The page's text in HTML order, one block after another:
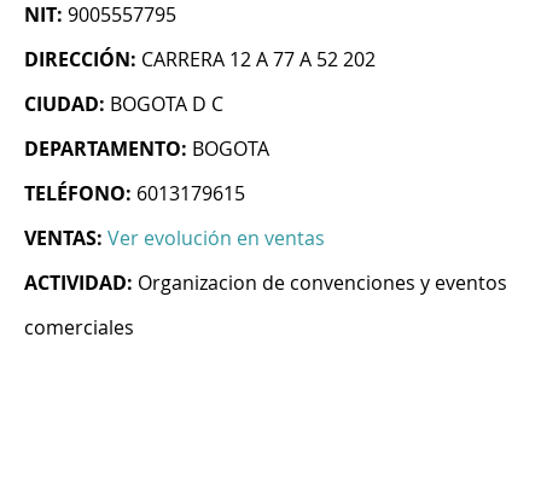
NIT: 9005557795
DIRECCIÓN: CARRERA 12 A 77 A 52 202
CIUDAD: BOGOTA D C
DEPARTAMENTO: BOGOTA
TELÉFONO: 6013179615
VENTAS: Ver evolución en ventas
ACTIVIDAD: Organizacion de convenciones y eventos
comerciales